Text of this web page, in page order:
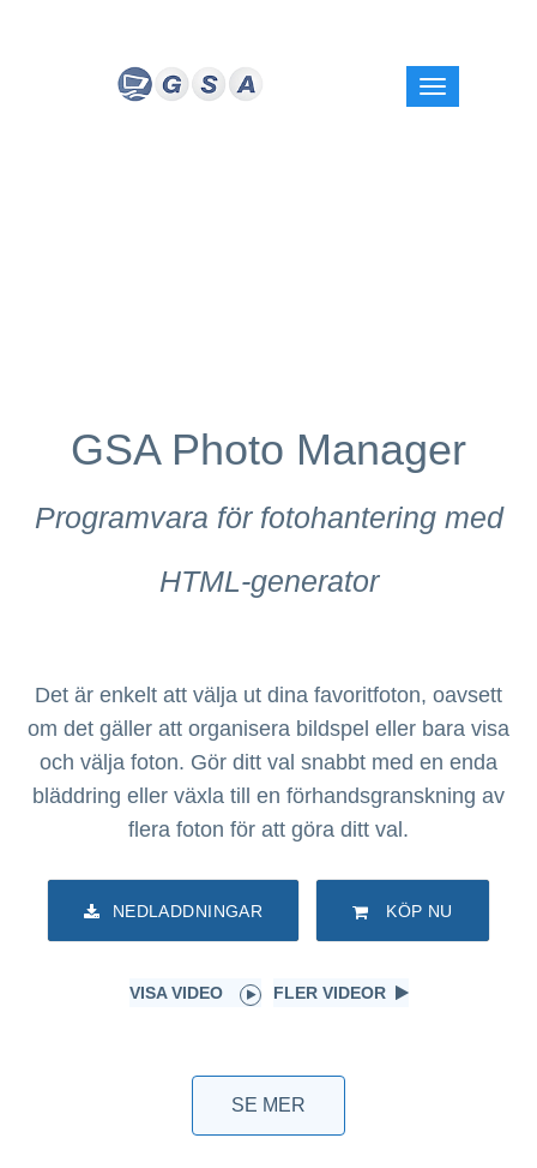
GSA Photo Manager
Programvara för fotohantering med
HTML-generator
Det är enkelt att välja ut dina favoritfoton, oavsett
om det gäller att organisera bildspel eller bara visa
och välja foton. Gör ditt val snabbt med en enda
bläddring eller växla till en förhandsgranskning av
flera foton för att göra ditt val.
NEDLADDNINGAR KÖP NU
VISA VIDEO FLER VIDEOR
SE MER